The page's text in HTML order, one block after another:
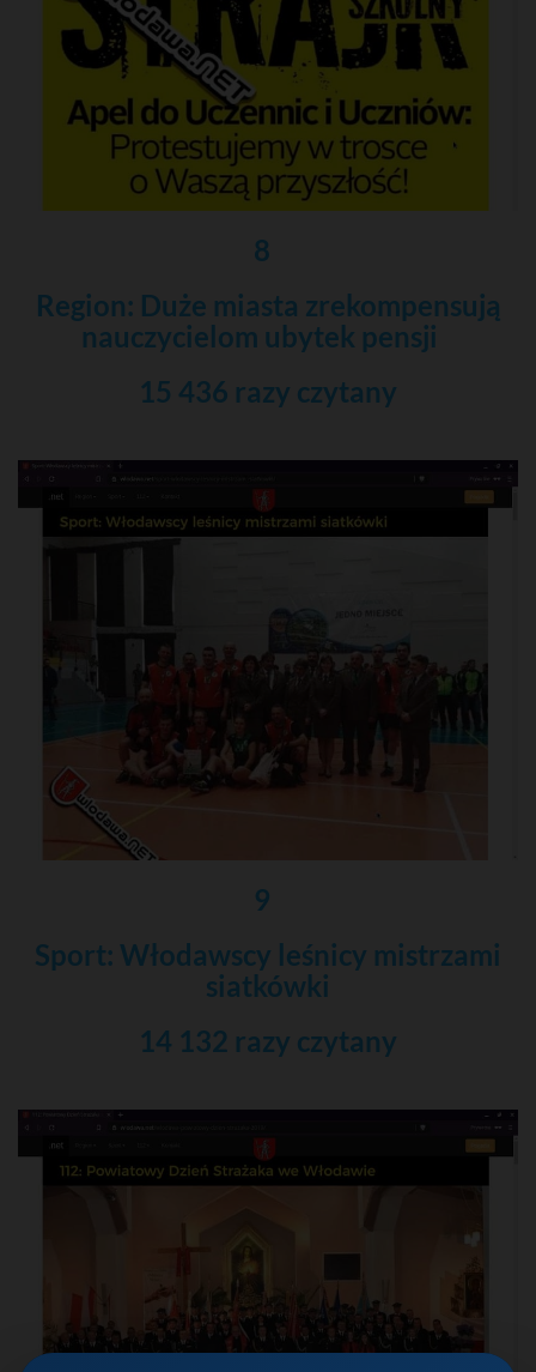
8
Region: Duże miasta zrekompensują
nauczycielom ubytek pensji
15 436 razy czytany
9
Sport: Włodawscy leśnicy mistrzami
siatkówki
14 132 razy czytany